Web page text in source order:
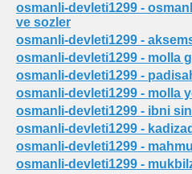
osmanli-devleti1299 -
ve sozler
osmanli-devleti1299 -
osmanli-devleti1299 - molla
osmanli-devleti1299 -
osmanli-devleti1299 - molla
osmanli-devleti1299 - ibni
osmanli-devleti1299 -
osmanli-devleti1299 -
osmanli-devleti1299 -